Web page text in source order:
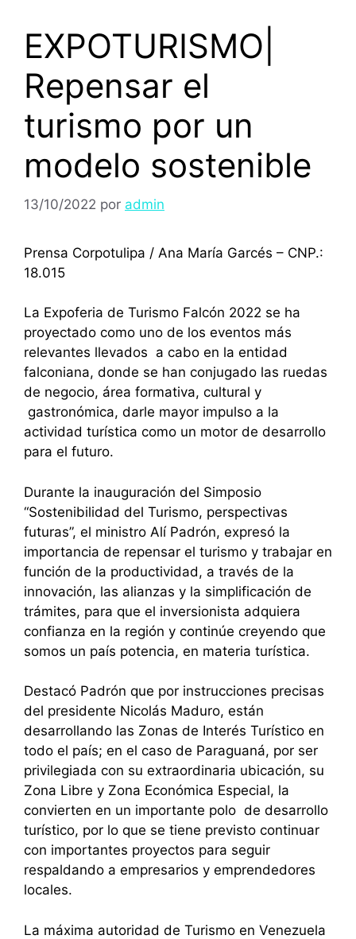
EXPOTURISMO|
Repensar el
turismo por un
modelo sostenible
13/10/2022 por admin
Prensa Corpotulipa / Ana María Garcés – CNP.:
18.015
La Expoferia de Turismo Falcón 2022 se ha
proyectado como uno de los eventos más
relevantes llevados a cabo en la entidad
falconiana, donde se han conjugado las ruedas
de negocio, área formativa, cultural y
gastronómica, darle mayor impulso a la
actividad turística como un motor de desarrollo
para el futuro.
Durante la inauguración del Simposio
“Sostenibilidad del Turismo, perspectivas
futuras”, el ministro Alí Padrón, expresó la
importancia de repensar el turismo y trabajar en
función de la productividad, a través de la
innovación, las alianzas y la simplificación de
trámites, para que el inversionista adquiera
confianza en la región y continúe creyendo que
somos un país potencia, en materia turística.
Destacó Padrón que por instrucciones precisas
del presidente Nicolás Maduro, están
desarrollando las Zonas de Interés Turístico en
todo el país; en el caso de Paraguaná, por ser
privilegiada con su extraordinaria ubicación, su
Zona Libre y Zona Económica Especial, la
convierten en un importante polo de desarrollo
turístico, por lo que se tiene previsto continuar
con importantes proyectos para seguir
respaldando a empresarios y emprendedores
locales.
La máxima autoridad de Turismo en Venezuela